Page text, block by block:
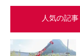
人気の記事